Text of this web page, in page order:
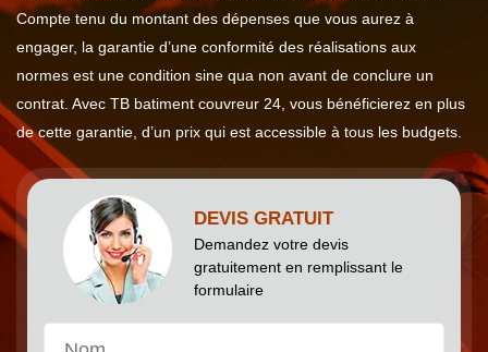
Compte tenu du montant des dépenses que vous aurez à
engager, la garantie d’une conformité des réalisations aux
normes est une condition sine qua non avant de conclure un
contrat. Avec TB batiment couvreur 24, vous bénéficierez en plus
de cette garantie, d’un prix qui est accessible à tous les budgets.
DEVIS GRATUIT
Demandez votre devis
gratuitement en remplissant le
formulaire